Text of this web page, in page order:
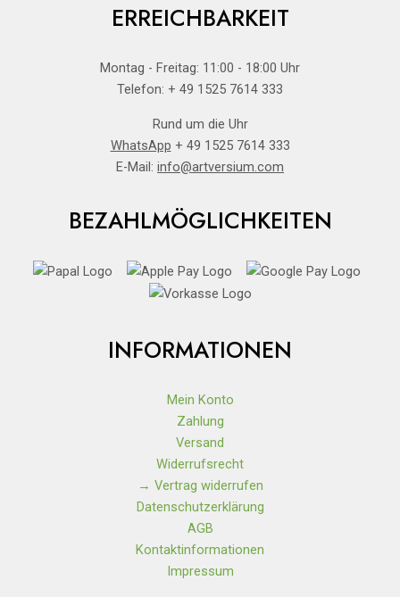
ERREICHBARKEIT
Montag - Freitag: 11:00 - 18:00 Uhr
Telefon: + 49 1525 7614 333
Rund um die Uhr
WhatsApp + 49 1525 7614 333
E-Mail: info@artversium.com
BEZAHLMÖGLICHKEITEN
INFORMATIONEN
Mein Konto
Zahlung
Versand
Widerrufsrecht
→ Vertrag widerrufen
Datenschutzerklärung
AGB
Kontaktinformationen
Impressum